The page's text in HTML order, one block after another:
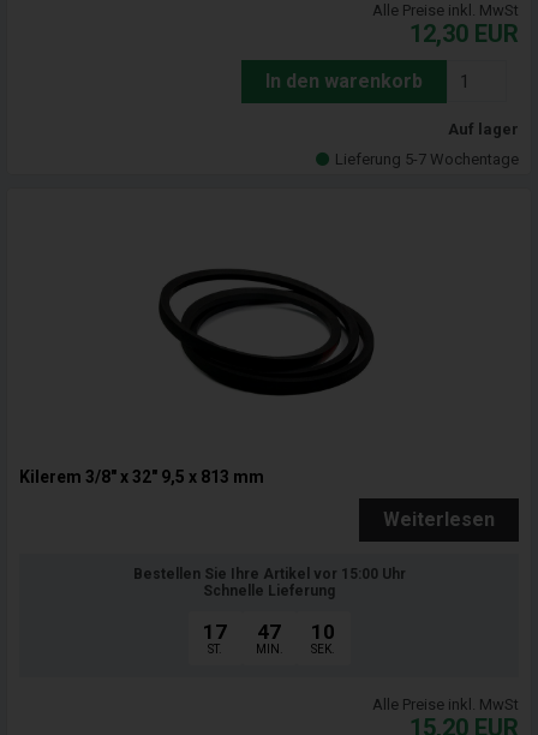
Alle Preise inkl. MwSt
12,30 EUR
In den warenkorb
Auf lager
Lieferung 5-7 Wochentage
Kilerem 3/8" x 32" 9,5 x 813 mm
Weiterlesen
Bestellen Sie Ihre Artikel vor 15:00 Uhr
Schnelle Lieferung
17
ST.
47
MIN.
09
SEK.
Alle Preise inkl. MwSt
15,20 EUR